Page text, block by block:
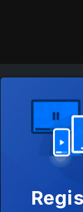
Disponível